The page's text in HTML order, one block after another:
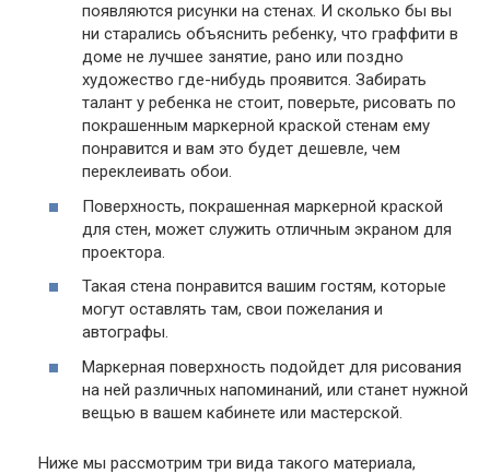
появляются рисунки на стенах. И сколько бы вы
ни старались объяснить ребенку, что граффити в
доме не лучшее занятие, рано или поздно
художество где-нибудь проявится. Забирать
талант у ребенка не стоит, поверьте, рисовать по
покрашенным маркерной краской стенам ему
понравится и вам это будет дешевле, чем
переклеивать обои.
Поверхность, покрашенная маркерной краской
для стен, может служить отличным экраном для
проектора.
Такая стена понравится вашим гостям, которые
могут оставлять там, свои пожелания и
автографы.
Маркерная поверхность подойдет для рисования
на ней различных напоминаний, или станет нужной
вещью в вашем кабинете или мастерской.
Ниже мы рассмотрим три вида такого материала,